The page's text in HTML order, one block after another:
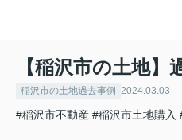
【稲沢市の土地】
稲沢市の土地過去事例 2024.03.03
#稲沢市不動産 #稲沢市土地購入